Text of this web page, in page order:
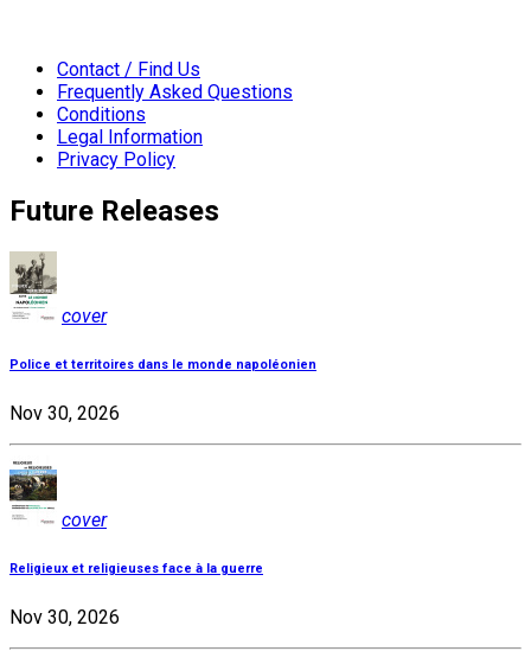
Contact / Find Us
Frequently Asked Questions
Conditions
Legal Information
Privacy Policy
Future Releases
cover
Police et territoires dans le monde napoléonien
Nov 30, 2026
cover
Religieux et religieuses face à la guerre
Nov 30, 2026